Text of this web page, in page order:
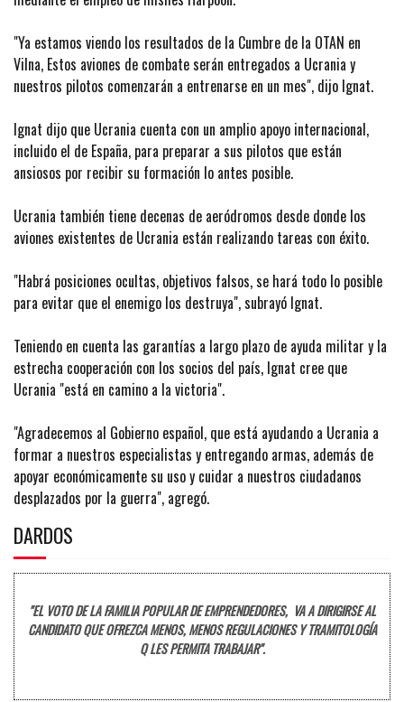
"Ya estamos viendo los resultados de la Cumbre de la OTAN en
Vilna, Estos aviones de combate serán entregados a Ucrania y
nuestros pilotos comenzarán a entrenarse en un mes", dijo Ignat.
Ignat dijo que Ucrania cuenta con un amplio apoyo internacional,
incluido el de España, para preparar a sus pilotos que están
ansiosos por recibir su formación lo antes posible.
Ucrania también tiene decenas de aeródromos desde donde los
aviones existentes de Ucrania están realizando tareas con éxito.
"Habrá posiciones ocultas, objetivos falsos, se hará todo lo posible
para evitar que el enemigo los destruya", subrayó Ignat.
Teniendo en cuenta las garantías a largo plazo de ayuda militar y la
estrecha cooperación con los socios del país, Ignat cree que
Ucrania "está en camino a la victoria".
"Agradecemos al Gobierno español, que está ayudando a Ucrania a
formar a nuestros especialistas y entregando armas, además de
apoyar económicamente su uso y cuidar a nuestros ciudadanos
desplazados por la guerra", agregó.
DARDOS
"EL VOTO DE LA FAMILIA POPULAR DE EMPRENDEDORES, VA A DIRIGIRSE AL
CANDIDATO QUE OFREZCA MENOS, MENOS REGULACIONES Y TRAMITOLOGÍA
Q LES PERMITA TRABAJAR".